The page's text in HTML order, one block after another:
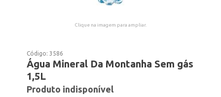
Clique na imagem para ampliar.
Código:3586
Água Mineral Da Montanha Sem gás
1,5L
Produto indisponível